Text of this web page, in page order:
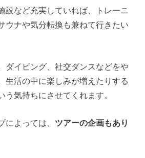
設など充実していれば、トレーニ
ウナや気分転換も兼ねて行きたい
ダイビング、社交ダンスなどをや
生活の中に楽しみが増えたりする
う気持ちにさせてくれます。
によっては、 ツアーの企画もあり